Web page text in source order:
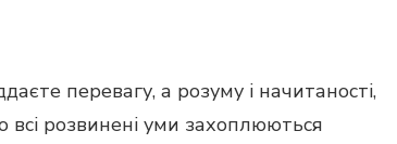
перевагу, а розуму і начитаності,
розвинені уми захоплюються